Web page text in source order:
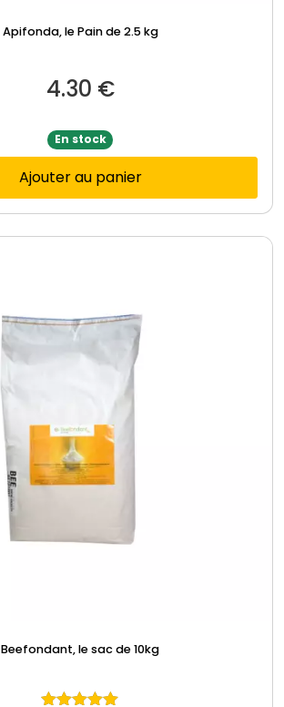
Apifonda, le Pain de 2.5 kg
4.30 €
En stock
Ajouter au panier
Beefondant, le sac de 10kg